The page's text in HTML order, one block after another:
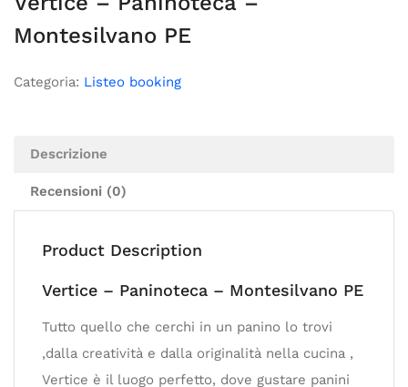
Montesilvano PE
Categoria: Listeo booking
Descrizione
Recensioni (0)
Product Description
Vertice – Paninoteca – Montesilvano PE
Tutto quello che cerchi in un panino lo trovi
,dalla creatività e dalla originalità nella cucina ,
Vertice è il luogo perfetto, dove gustare panini